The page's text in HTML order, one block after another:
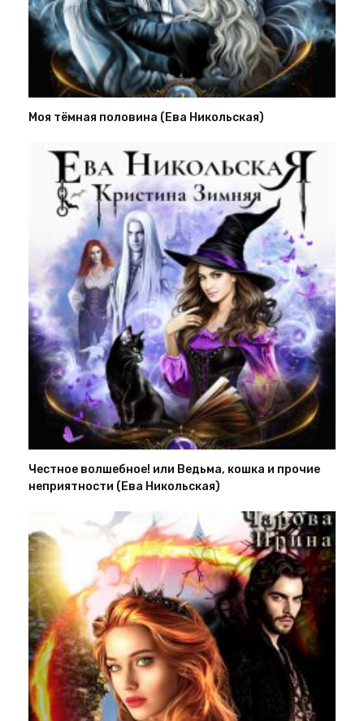
Моя тёмная половина (Ева Никольская)
Честное волшебное! или Ведьма, кошка и прочие
неприятности (Ева Никольская)